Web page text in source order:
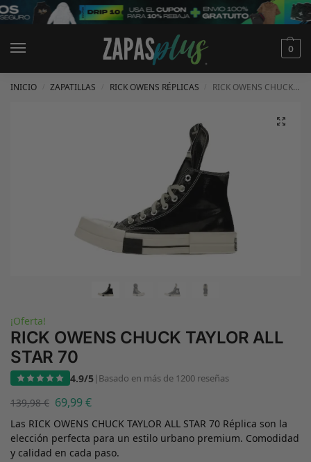
0
INICIO ZAPATILLAS RICK OWENS RÉPLICAS RICK OWENS CHUCK TAYLOR ALL STAR 70
¡Oferta!
RICK OWENS CHUCK TAYLOR ALL
STAR 70
4.9/5| Basado en más de 1200 reseñas
139,98€ 69,99€
Las RICK OWENS CHUCK TAYLOR ALL STAR 70 Réplica son la
elección perfecta para un estilo urbano premium. Comodidad
y calidad en cada paso.